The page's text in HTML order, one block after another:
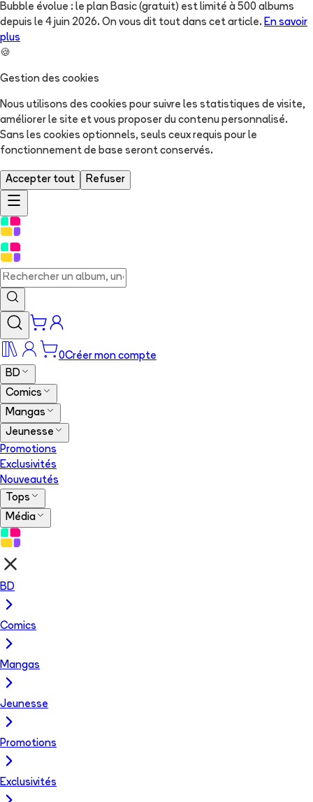
Bubble évolue : le plan Basic (gratuit) est limité à 500 albums
depuis le 4 juin 2026. On vous dit tout dans cet article. En savoir
plus
🍪
Gestion des cookies
Nous utilisons des cookies pour suivre les statistiques de visite,
améliorer le site et vous proposer du contenu personnalisé.
Sans les cookies optionnels, seuls ceux requis pour le
fonctionnement de base seront conservés.
Accepter tout Refuser
0Créer mon compte
BD
Comics
Mangas
Jeunesse
Promotions
Exclusivités
Nouveautés
Tops
Média
BD
Comics
Mangas
Jeunesse
Promotions
Exclusivités